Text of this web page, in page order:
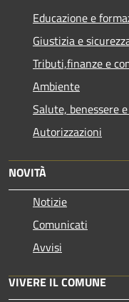
Educazione e
Giustizia e
Tributi,finanze e
Ambiente
Salute, benessere
Autorizzazioni
NOVITÀ
Notizie
Comunicati
Avvisi
VIVERE IL COMUNE